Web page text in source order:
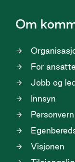
Om
For ansatte
Jobb og
Innsyn
Personvern
Visjonen